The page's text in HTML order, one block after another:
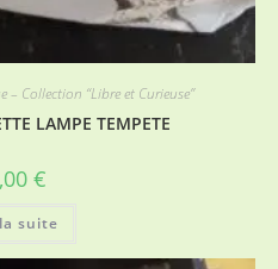
– Collection “Libre et Curieuse”
LAMPE TEMPETE
€
suite